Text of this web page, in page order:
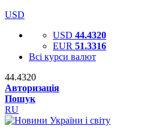
USD
USD 44.4320
EUR 51.3316
Всі курси валют
44.4320
Авторизація
Пошук
RU